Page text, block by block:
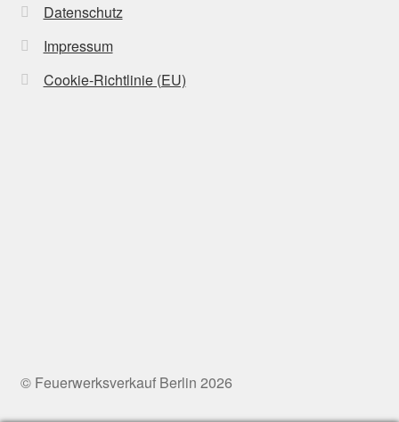
Datenschutz
Impressum
Cookie-Richtlinie (EU)
© Feuerwerksverkauf Berlin 2026